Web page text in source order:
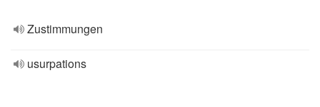
Zustimmungen
usurpations